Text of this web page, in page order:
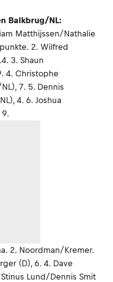
Balkbrug/NL:
Matthijssen/Nathalie
2. Wilfred
3. Shaun
4. Christophe
7. 5. Dennis
4. 6. Joshua
2. Noordman/Kremer.
(D), 6. 4. Dave
Lund/Dennis Smit